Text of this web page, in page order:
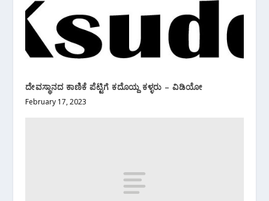
ದೇವಸ್ಥಾನದ ಕಾಣಿಕೆ ಪೆಟ್ಟಿಗೆ ಕದೊಯ್ದ ಕಳ್ಳರು – ವಿಡಿಯೋ
February 17, 2023